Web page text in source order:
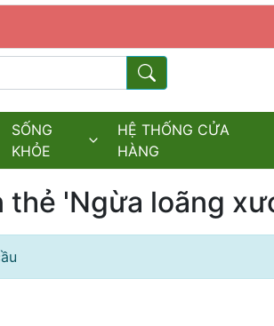
Từ khóa tìm kiếm
SỐNG
KHỎE
HỆ THỐNG CỬA
HÀNG
thẻ 'Ngừa loãng